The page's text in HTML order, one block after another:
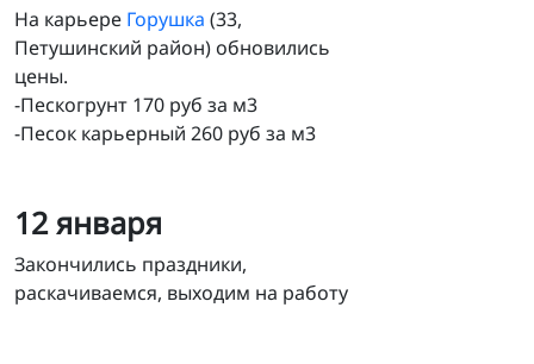
На карьере Горушка (33,
Петушинский район) обновились
цены.
-Пескогрунт 170 руб за м3
-Песок карьерный 260 руб за м3
12 января
Закончились праздники,
раскачиваемся, выходим на работу